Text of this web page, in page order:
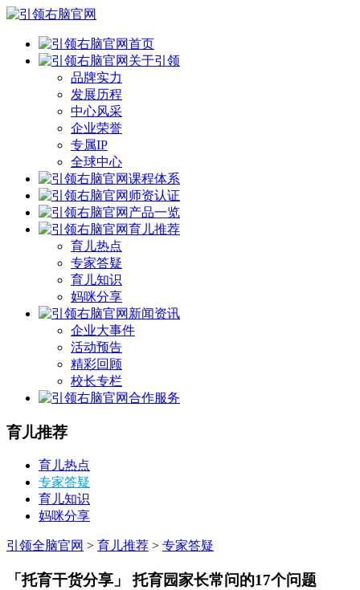
首页
关于引领
品牌实力
发展历程
中心风采
企业荣誉
专属IP
全球中心
课程体系
师资认证
产品一览
育儿推荐
育儿热点
专家答疑
育儿知识
妈咪分享
新闻资讯
企业大事件
活动预告
精彩回顾
校长专栏
合作服务
育儿推荐
育儿热点
专家答疑
育儿知识
妈咪分享
引领全脑官网 > 育儿推荐 > 专家答疑
「托育干货分享」 托育园家长常问的17个问题